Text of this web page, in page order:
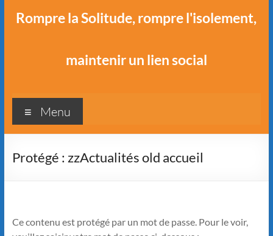
Rompre la Solitude, rompre l'isolement,
maintenir un lien social
Menu
Protégé : zzActualités old accueil
Ce contenu est protégé par un mot de passe. Pour le voir,